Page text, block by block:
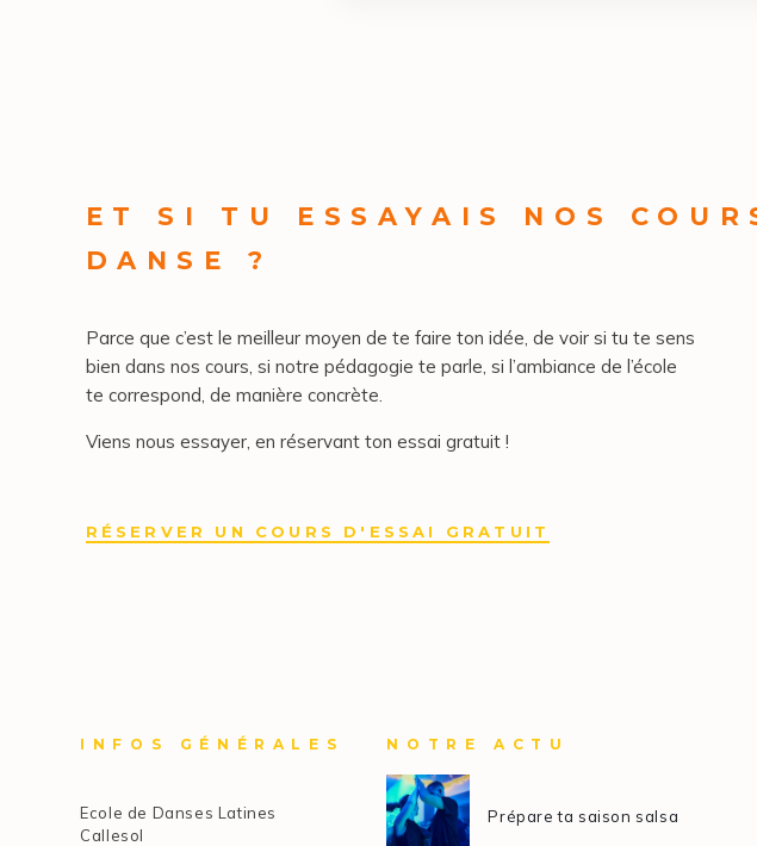
ET SI TU ESSAYAIS NOS
DANSE ?
Parce que c’est le meilleur moyen de te faire ton idée, de voir si tu te sens
bien dans nos cours, si notre pédagogie te parle, si l’ambiance de l’école
te correspond, de manière concrète.
Viens nous essayer, en réservant ton essai gratuit !
RÉSERVER UN COURS D'ESSAI GRATUIT
INFOS GÉNÉRALES
Ecole de Danses Latines
Callesol
NOTRE ACTU
Prépare ta saison salsa